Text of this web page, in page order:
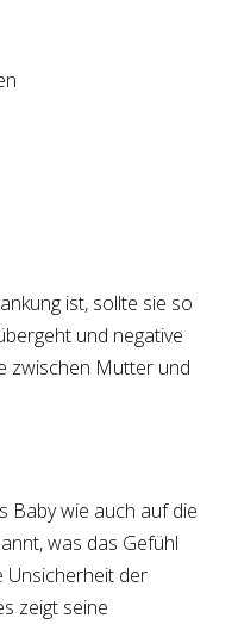
ist, sollte sie so
und negative
zwischen Mutter und
Baby wie auch auf die
was das Gefühl
Unsicherheit der
zeigt seine